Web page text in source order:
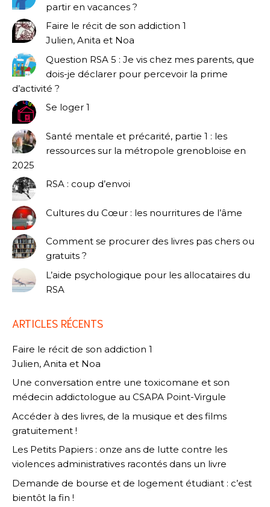
partir en vacances ?
Faire le récit de son addiction 1
Julien, Anita et Noa
Question RSA 5 : Je vis chez mes parents, que
dois-je déclarer pour percevoir la prime
d’activité ?
Se loger 1
Santé mentale et précarité, partie 1 : les
ressources sur la métropole grenobloise en
2025
RSA : coup d’envoi
Cultures du Cœur : les nourritures de l’âme
Comment se procurer des livres pas chers ou
gratuits ?
L’aide psychologique pour les allocataires du
RSA
ARTICLES RÉCENTS
Faire le récit de son addiction 1
Julien, Anita et Noa
Une conversation entre une toxicomane et son
médecin addictologue au CSAPA Point-Virgule
Accéder à des livres, de la musique et des films
gratuitement !
Les Petits Papiers : onze ans de lutte contre les
violences administratives racontés dans un livre
Demande de bourse et de logement étudiant : c’est
bientôt la fin !